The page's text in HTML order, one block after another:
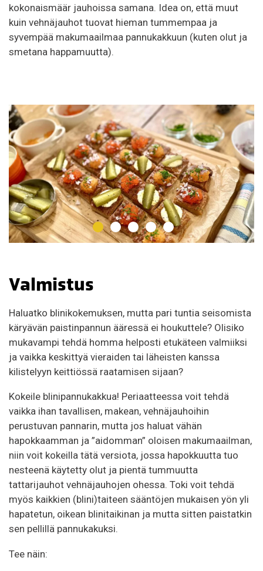
kokonaismäär jauhoissa samana. Idea on, että muut
kuin vehnäjauhot tuovat hieman tummempaa ja
syvempää makumaailmaa pannukakkuun (kuten olut ja
smetana happamuutta).
Valmistus
Haluatko blinikokemuksen, mutta pari tuntia seisomista
käryävän paistinpannun ääressä ei houkuttele? Olisiko
mukavampi tehdä homma helposti etukäteen valmiiksi
ja vaikka keskittyä vieraiden tai läheisten kanssa
kilistelyyn keittiössä raatamisen sijaan?
Kokeile blinipannukakkua! Periaatteessa voit tehdä
vaikka ihan tavallisen, makean, vehnäjauhoihin
perustuvan pannarin, mutta jos haluat vähän
hapokkaamman ja ”aidomman” oloisen makumaailman,
niin voit kokeilla tätä versiota, jossa hapokkuutta tuo
nesteenä käytetty olut ja pientä tummuutta
tattarijauhot vehnäjauhojen ohessa. Toki voit tehdä
myös kaikkien (blini)taiteen sääntöjen mukaisen yön yli
hapatetun, oikean blinitaikinan ja mutta sitten paistatkin
sen pellillä pannukakuksi.
Tee näin: